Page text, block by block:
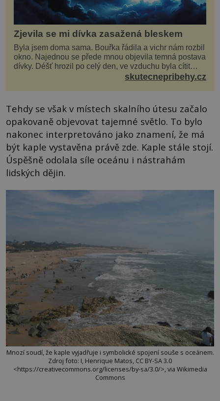
Zjevila se mi dívka zasažená bleskem
Byla jsem doma sama. Bouřka řádila a vichr nám rozbil
okno. Najednou se přede mnou objevila temná postava
dívky. Déšť hrozil po celý den, ve vzduchu byla cítit
bouřka. Do topolů před domem se opřel ví...skutecnepribehy.cz
Tehdy se však v místech skalního útesu začalo
opakovaně objevovat tajemné světlo. To bylo
nakonec interpretováno jako znamení, že má
být kaple vystavěna právě zde. Kaple stále stojí.
Úspěšně odolala síle oceánu i nástrahám
lidských dějin.
Mnozí soudí, že kaple vyjadřuje i symbolické spojení souše s oceánem.
Zdroj foto: I, Henrique Matos, CC BY-SA 3.0
<https://creativecommons.org/licenses/by-sa/3.0/>, via Wikimedia
Commons